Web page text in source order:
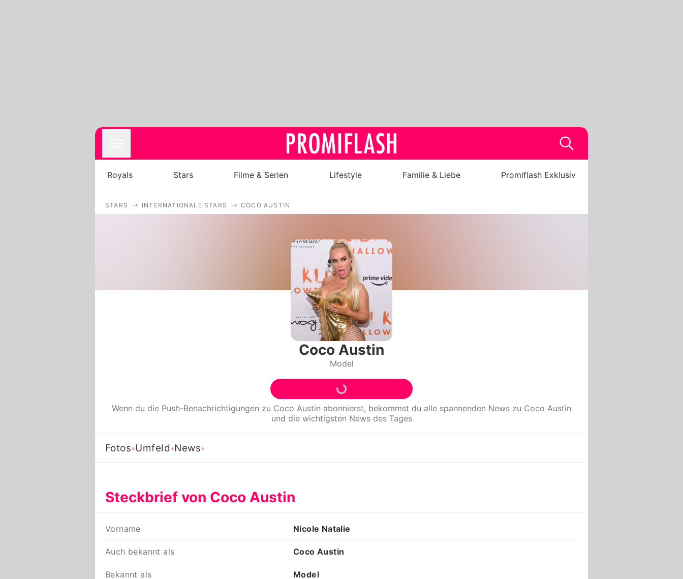
Filme & Serien
Lifestyle
Familie & Liebe
Promiflash Exklusiv
Alle Themen auf Promiflash
Jobs
App runterladen
Team
Nutzungsbedingungen
Royals Stars Filme & Serien Lifestyle Familie & Liebe Promiflash Exklusiv
STARS INTERNATIONALE STARS COCO AUSTIN
Coco Austin
Model
Wenn du die Push-Benachrichtigungen zu Coco Austin abonnierst, bekommst du alle spannenden News zu Coco Austin
und die wichtigsten News des Tages
Fotos Umfeld News
Steckbrief von Coco Austin
Vorname Nicole Natalie
Auch bekannt als Coco Austin
Bekannt als Model